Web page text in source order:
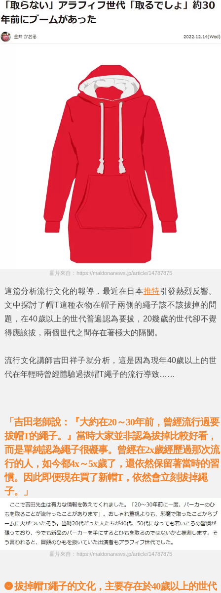
圖片來自：https://maidonanews.jp/article/14787875
這篇分析流行文化的報導，最近在日本推特引發熱烈反響。
文中探討了帽T這種衣物在帽子兩側的繩子該不該拔掉的問
題，在40歲以上 的世代普遍認為要拔， 20幾歲的世代卻不覺
得應該拔，兩個世代之間存在著極大的隔閡。
流行文化講師吉田祥子就分析，這是因為現年40歲以上 的世
代在年輕時曾經體驗過拔帽T繩子的流行導致……
「吉田老師說：『大約在20～30年前，曾經流行過要
拔帽T的繩子。』當時大家並非認為拔掉比較好看，
而是單純認為繩子很礙事。曾經在2x歲經歷過那次流
行的人，如今都4x～5x歲了，還依然保留著當時的習
慣。因此即便現在買了新帽T，依然會立刻拔掉繩
子。」
圖片來自：https://maidonanews.jp/article/14787875
拔掉帽T繩子的文化，主要存在於40歲以上的世代